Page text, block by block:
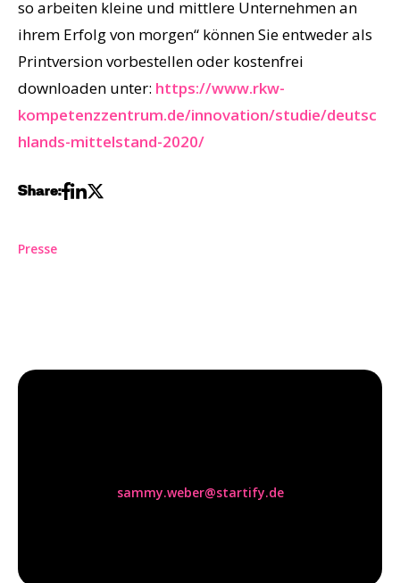
so arbeiten kleine und mittlere Unternehmen an
ihrem Erfolg von morgen“ können Sie entweder als
Printversion vorbestellen oder kostenfrei
downloaden unter: https://www.rkw-
kompetenzzentrum.de/innovation/studie/deutsc
hlands-mittelstand-2020/
Share:
Presse
sammy.weber@startify.de